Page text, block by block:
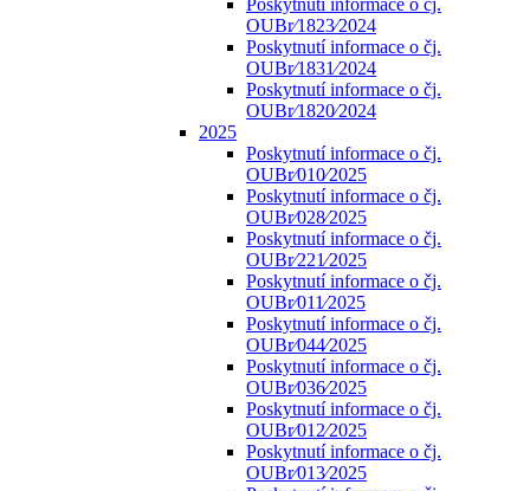
Poskytnutí informace o čj.
OUBr⁄1823⁄2024
Poskytnutí informace o čj.
OUBr⁄1831⁄2024
Poskytnutí informace o čj.
OUBr⁄1820⁄2024
2025
Poskytnutí informace o čj.
OUBr⁄010⁄2025
Poskytnutí informace o čj.
OUBr⁄028⁄2025
Poskytnutí informace o čj.
OUBr⁄221⁄2025
Poskytnutí informace o čj.
OUBr⁄011⁄2025
Poskytnutí informace o čj.
OUBr⁄044⁄2025
Poskytnutí informace o čj.
OUBr⁄036⁄2025
Poskytnutí informace o čj.
OUBr⁄012⁄2025
Poskytnutí informace o čj.
OUBr⁄013⁄2025